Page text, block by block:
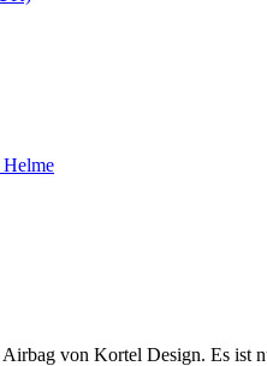
Helme
Airbag von Kortel Design. Es ist